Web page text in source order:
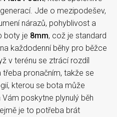
Jde o mezipodešev,
nárazů, pohyblivost a
boty je 8mm, což je standard
každodenní běhy pro běžce
v terénu se ztrácí rozdíl
pronačním, takže se
kterou se bota může
Vám poskytne plynulý běh
je to potřeba brát